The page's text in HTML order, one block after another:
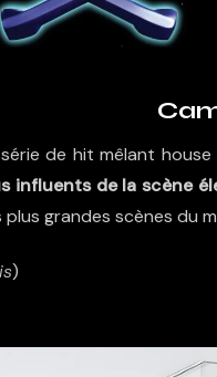
de hit mêlant
influents de la scène
grandes scènes du
)